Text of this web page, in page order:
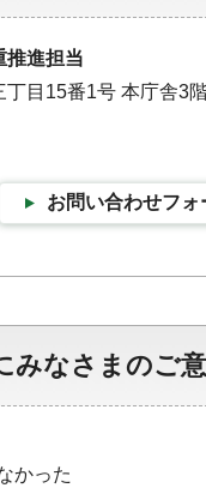
推進担当
目15番1号 本庁舎3
お問い合わせフォ
なさまのご
かった